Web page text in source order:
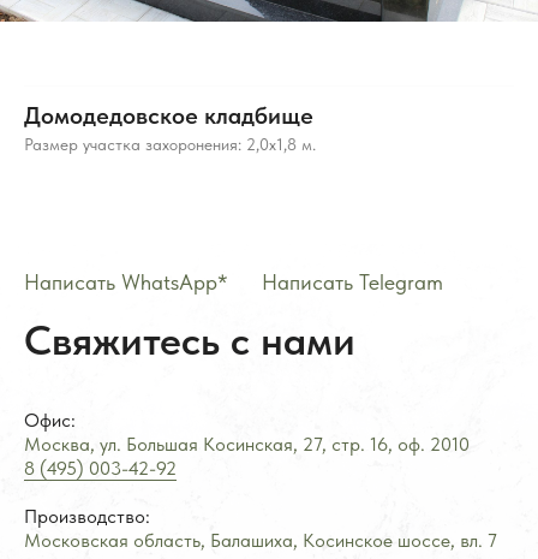
Домодедовское кладбище
Размер участка захоронения: 2,0х1,8 м.
Написать WhatsApp* Написать Telegram
Свяжитесь с нами
Офис:
Москва, ул. Большая Косинская, 27, стр. 16, оф. 2010
8 (495) 003-42-92
Производство:
Московская область, Балашиха, Косинское шоссе, вл. 7
Разработка ivanenkomarketing.ru
Стоимость услуг зависит от выбранного продукта и
может варьироваться 10-20% от стоимости изделия